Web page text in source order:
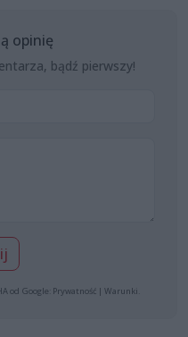
opinię
bądź pierwszy!
od Google: Prywatność | Warunki